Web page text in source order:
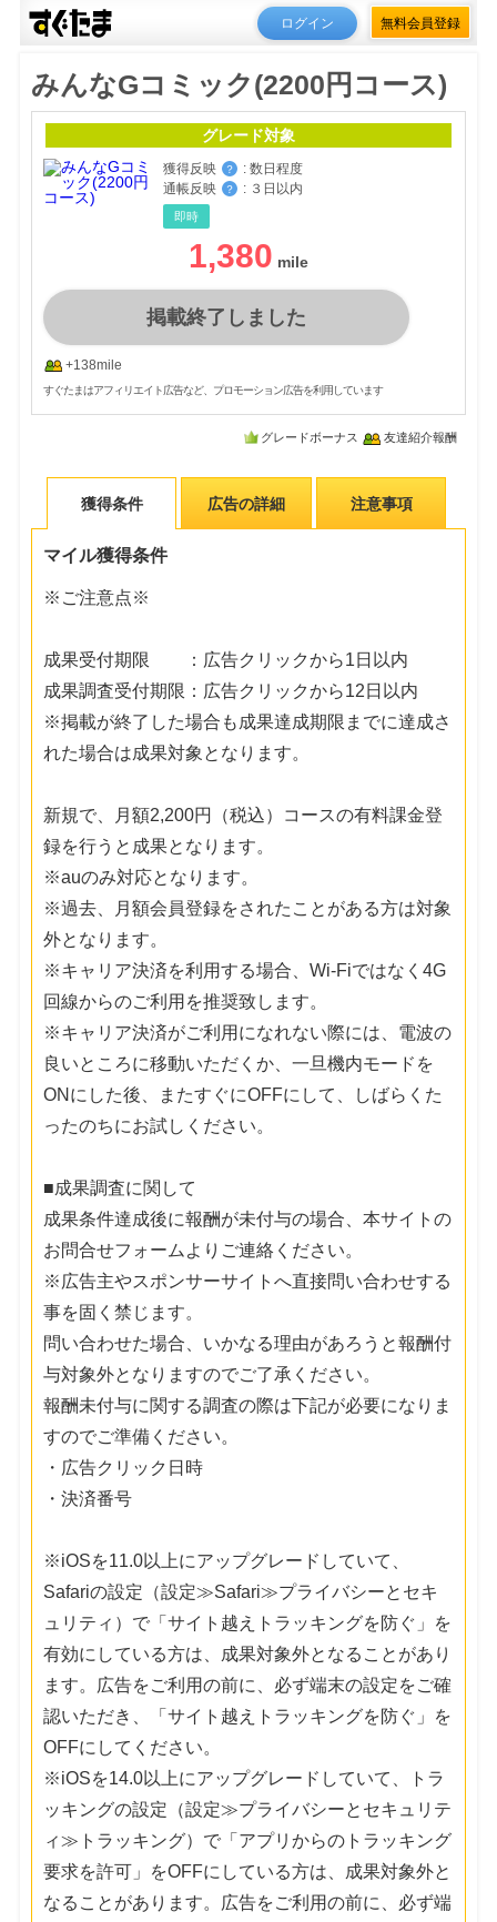
ログイン 無料会員登録
みんなGコミック(2200円コース)
グレード対象
獲得反映 ？ : 数日程度
通帳反映
？ : ３日以内
即時
1,380
掲載終了しました
+138mile
すぐたまはアフィリエイト広告など、プロモーション広告を利用しています
グレードボーナス 友達紹介報酬
獲得条件 広告の詳細 注意事項
マイル獲得条件
※ご注意点※
成果受付期限 ：広告クリックから1日以内
成果調査受付期限：広告クリックから12日以内
※掲載が終了した場合も成果達成期限までに達成さ
れた場合は成果対象となります。
新規で、月額2,200円（税込）コースの有料課金登
録を行うと成果となります。
※auのみ対応となります。
※過去、月額会員登録をされたことがある方は対象
外となります。
※キャリア決済を利用する場合、Wi-Fiではなく4G
回線からのご利用を推奨致します。
※キャリア決済がご利用になれない際には、電波の
良いところに移動いただくか、一旦機内モードを
ONにした後、またすぐにOFFにして、しばらくた
ったのちにお試しください。
■成果調査に関して
成果条件達成後に報酬が未付与の場合、本サイトの
お問合せフォームよりご連絡ください。
※広告主やスポンサーサイトへ直接問い合わせする
事を固く禁じます。
問い合わせた場合、いかなる理由があろうと報酬付
与対象外となりますのでご了承ください。
報酬未付与に関する調査の際は下記が必要になりま
すのでご準備ください。
・広告クリック日時
・決済番号
※iOSを11.0以上にアップグレードしていて、
Safariの設定（設定≫Safari≫プライバシーとセキ
ュリティ）で「サイト越えトラッキングを防ぐ」を
有効にしている方は、成果対象外となることがあり
ます。広告をご利用の前に、必ず端末の設定をご確
認いただき、「サイト越えトラッキングを防ぐ」を
OFFにしてください。
※iOSを14.0以上にアップグレードしていて、トラ
ッキングの設定（設定≫プライバシーとセキュリテ
ィ≫トラッキング）で「アプリからのトラッキング
要求を許可」をOFFにしている方は、成果対象外と
なることがあります。広告をご利用の前に、必ず端